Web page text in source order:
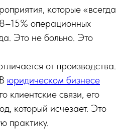
которые «всегда
операционных
Это не больно. Это
от производства.
юридическом бизнесе
клиентские связи, его
который исчезает. Это
практику.